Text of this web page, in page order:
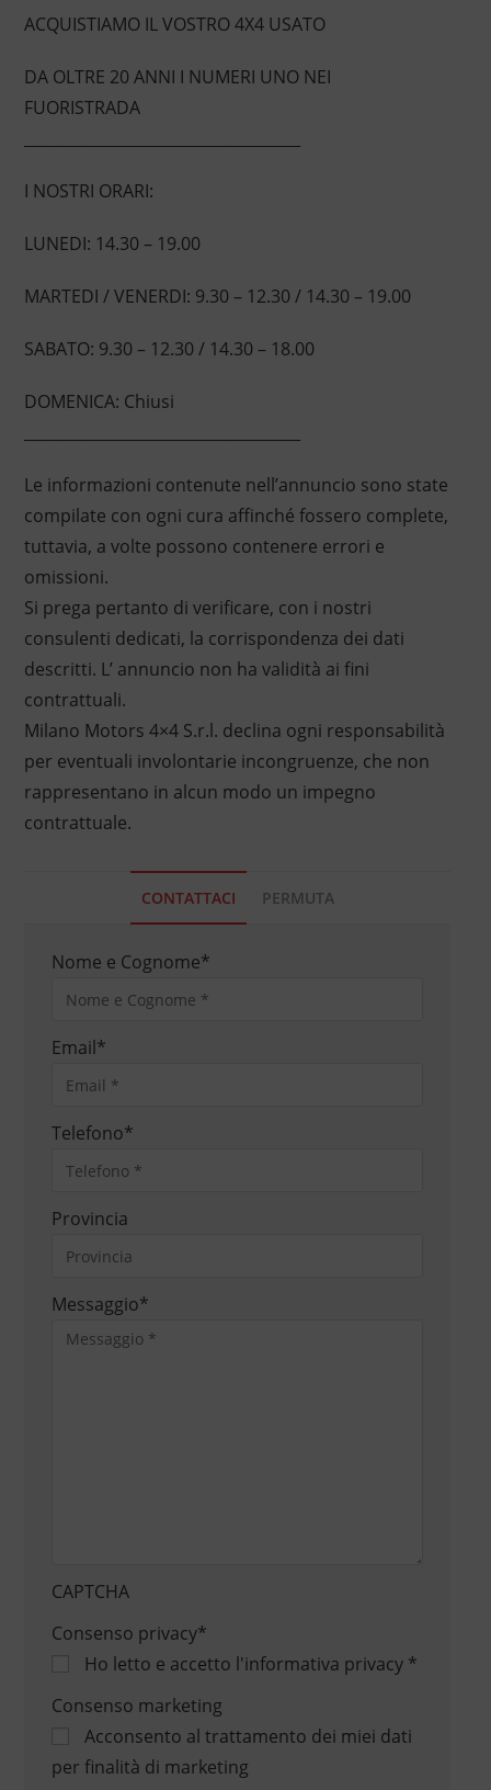
ACQUISTIAMO IL VOSTRO 4X4 USATO
DA OLTRE 20 ANNI I NUMERI UNO NEI
FUORISTRADA
I NOSTRI ORARI:
LUNEDI: 14.30 – 19.00
MARTEDI / VENERDI: 9.30 – 12.30 / 14.30 – 19.00
SABATO: 9.30 – 12.30 / 14.30 – 18.00
DOMENICA: Chiusi
Le informazioni contenute nell’annuncio sono state
compilate con ogni cura affinché fossero complete,
tuttavia, a volte possono contenere errori e
omissioni.
Si prega pertanto di verificare, con i nostri
consulenti dedicati, la corrispondenza dei dati
descritti. L’ annuncio non ha validità ai fini
contrattuali.
Milano Motors 4×4 S.r.l. declina ogni responsabilità
per eventuali involontarie incongruenze, che non
rappresentano in alcun modo un impegno
contrattuale.
CONTATTACI PERMUTA
Nome e Cognome*
Email*
Telefono*
Provincia
Messaggio*
CAPTCHA
Consenso privacy*
Ho letto e accetto l'informativa privacy*
Consenso marketing
Acconsento al trattamento dei miei dati
per finalità di marketing